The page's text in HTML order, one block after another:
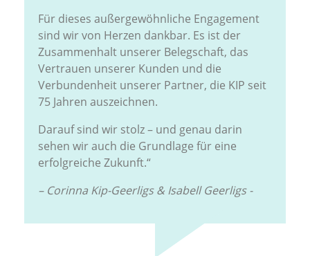
Für dieses außergewöhnliche Engagement
sind wir von Herzen dankbar. Es ist der
Zusammenhalt unserer Belegschaft, das
Vertrauen unserer Kunden und die
Verbundenheit unserer Partner, die KIP seit
75 Jahren auszeichnen.
Darauf sind wir stolz – und genau darin
sehen wir auch die Grundlage für eine
erfolgreiche Zukunft.“
– Corinna Kip-Geerligs & Isabell Geerligs -